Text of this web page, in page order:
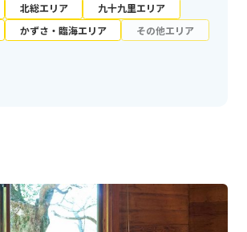
北総エリア
九十九里エリア
かずさ・臨海エリア その他エリア